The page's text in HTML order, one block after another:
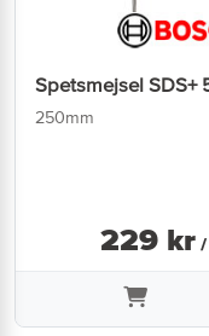
Spetsmejsel SDS+
250mm
229 kr /